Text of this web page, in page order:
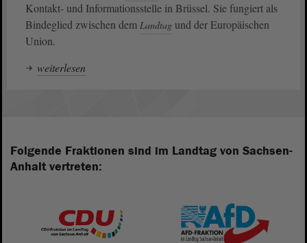
Kontakt- und Informationsstelle in Brüssel. Sie fungiert als
Bindeglied zwischen dem Landtag und der Europäischen
Union.
weiterlesen
Folgende Fraktionen sind im Landtag von Sachsen-
Anhalt vertreten: